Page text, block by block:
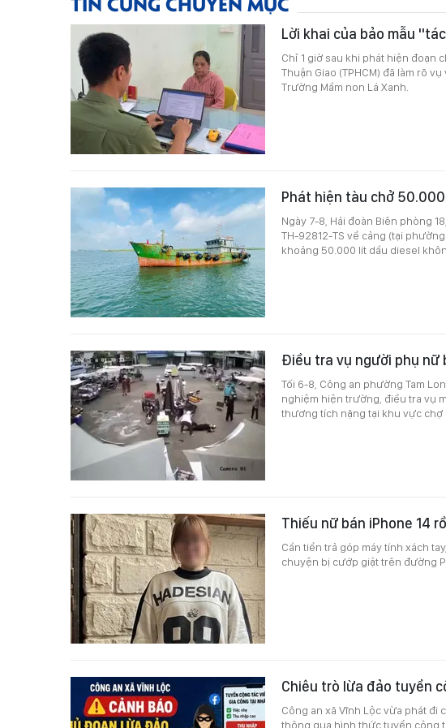
Lời khai của bảo mẫu
Chỉ 1 giờ sau khi phát hiện đoạn
Thuận Giao (TPHCM) đã làm rõ
Trường Mầm non Lá Xanh.
Phát hiện tàu chở
Ngày 7-8, Hải đoàn Biên phòng
TH-92812-TS về cảng (tại
khoảng 50.000 lít dầu diesel
Điều tra vụ người phụ nữ
Tối 6-8, Công an phường Tam
nghiệm hiện trường, điều tra vụ
thương tích nặng tại khu vực chợ
Thiếu nữ bán iPhone 14
Cần tiền trả góp máy tính xách
chuyện bị cướp giật trên đường
Chiêu trò lừa đảo tuyển
Công an xã Vĩnh Lộc vừa phát đi
thông qua hình thức tuyển cộng